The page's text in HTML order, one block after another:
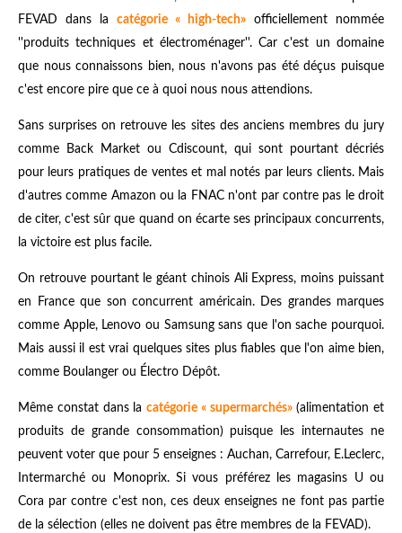
FEVAD dans la catégorie « high-tech» officiellement nommée
''produits techniques et électroménager''. Car c'est un domaine
que nous connaissons bien, nous n'avons pas été déçus puisque
c'est encore pire que ce à quoi nous nous attendions.
Sans surprises on retrouve les sites des anciens membres du jury
comme Back Market ou Cdiscount, qui sont pourtant décriés
pour leurs pratiques de ventes et mal notés par leurs clients. Mais
d'autres comme Amazon ou la FNAC n'ont par contre pas le droit
de citer, c'est sûr que quand on écarte ses principaux concurrents,
la victoire est plus facile.
On retrouve pourtant le géant chinois Ali Express, moins puissant
en France que son concurrent américain. Des grandes marques
comme Apple, Lenovo ou Samsung sans que l'on sache pourquoi.
Mais aussi il est vrai quelques sites plus fiables que l'on aime bien,
comme Boulanger ou Électro Dépôt.
Même constat dans la catégorie « supermarchés»(alimentation et
produits de grande consommation) puisque les internautes ne
peuvent voter que pour 5 enseignes : Auchan, Carrefour, E.Leclerc,
Intermarché ou Monoprix. Si vous préférez les magasins U ou
Cora par contre c'est non, ces deux enseignes ne font pas partie
de la sélection (elles ne doivent pas être membres de la FEVAD).